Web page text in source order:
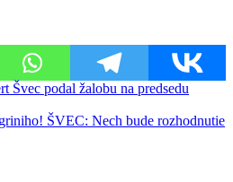
Švec podal žalobu na predsedu
ŠVEC: Nech bude rozhodnutie